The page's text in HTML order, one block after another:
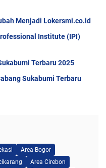
Menjadi Lokersmi.co.id
Institute (IPI)
Terbaru 2025
Sukabumi Terbaru
Area Bogor
Area Cirebon